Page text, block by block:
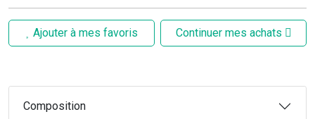
Ajouter à mes favoris Continuer mes achats
Composition